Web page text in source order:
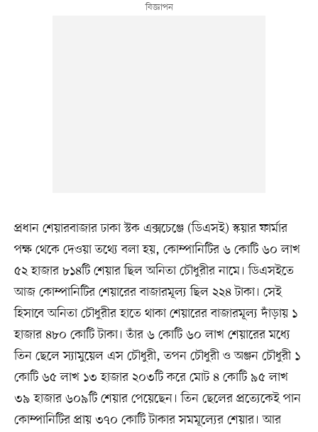
প্রধান শেয়ারবাজার ঢাকা স্টক এক্সচেঞ্জে (ডিএসই) স্কয়ার ফার্মার
পক্ষ থেকে দেওয়া তথ্যে বলা হয়, কোম্পানিটির ৬ কোটি ৬০ লাখ
৫২ হাজার ৮১৪টি শেয়ার ছিল অনিতা চৌধুরীর নামে। ডিএসইতে
আজ কোম্পানিটির শেয়ারের বাজারমূল্য ছিল ২২৪ টাকা। সেই
হিসাবে অনিতা চৌধুরীর হাতে থাকা শেয়ারের বাজারমূল্য দাঁড়ায় ১
হাজার ৪৮০ কোটি টাকা। তাঁর ৬ কোটি ৬০ লাখ শেয়ারের মধ্যে
তিন ছেলে স্যামুয়েল এস চৌধুরী, তপন চৌধুরী ও অঞ্জন চৌধুরী ১
কোটি ৬৫ লাখ ১৩ হাজার ২০৩টি করে মোট ৪ কোটি ৯৫ লাখ
৩৯ হাজার ৬০৯টি শেয়ার পেয়েছেন। তিন ছেলের প্রত্যেকেই পান
কোম্পানিটির প্রায় ৩৭০ কোটি টাকার সমমূল্যের শেয়ার। আর